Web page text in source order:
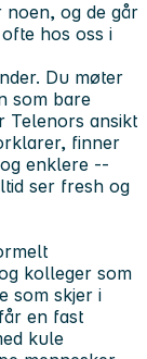
og de går
hos oss i
Du møter
som bare
Telenors ansikt
finner
enklere --
ser fresh og
kolleger som
som skjer i
en fast
kule